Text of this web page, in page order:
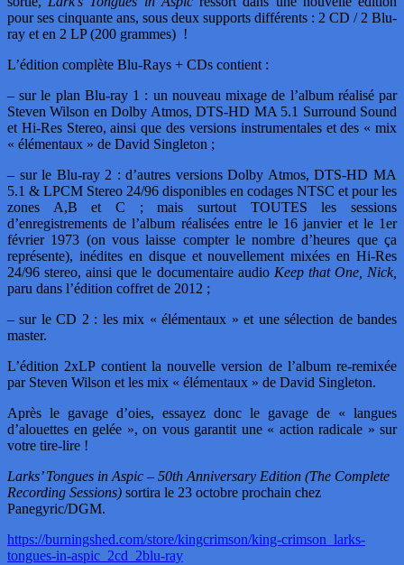
pour ses cinquante ans, sous deux supports différents : 2 CD / 2 Blu-
ray et en 2 LP (200 grammes) !
L’édition complète Blu-Rays + CDs contient :
– sur le plan Blu-ray 1 : un nouveau mixage de l’album réalisé par
Steven Wilson en Dolby Atmos, DTS-HD MA 5.1 Surround Sound
et Hi-Res Stereo, ainsi que des versions instrumentales et des « mix
« élémentaux » de David Singleton ;
– sur le Blu-ray 2 : d’autres versions Dolby Atmos, DTS-HD MA
5.1 & LPCM Stereo 24/96 disponibles en codages NTSC et pour les
zones A,B et C ; mais surtout TOUTES les sessions
d’enregistrements de l’album réalisées entre le 16 janvier et le 1er
février 1973 (on vous laisse compter le nombre d’heures que ça
représente), inédites en disque et nouvellement mixées en Hi-Res
24/96 stereo, ainsi que le documentaire audio Keep that One, Nick,
paru dans l’édition coffret de 2012 ;
– sur le CD 2 : les mix « élémentaux » et une sélection de bandes
master.
L’édition 2xLP contient la nouvelle version de l’album re-remixée
par Steven Wilson et les mix « élémentaux » de David Singleton.
Après le gavage d’oies, essayez donc le gavage de « langues
d’alouettes en gelée », on vous garantit une « action radicale » sur
votre tire-lire !
Larks’ Tongues in Aspic – 50th Anniversary Edition (The Complete
Recording Sessions) sortira le 23 octobre prochain chez
Panegyric/DGM.
https://burningshed.com/store/kingcrimson/king-crimson_larks-
tongues-in-aspic_2cd_2blu-ray